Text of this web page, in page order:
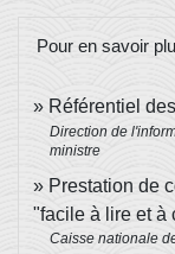
Pour en savoir
Référentiel
Direction de
ministre
Prestation de
"facile à lire et à
Caisse nationale